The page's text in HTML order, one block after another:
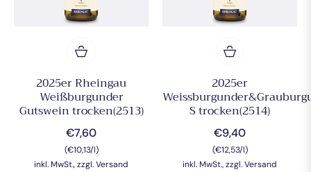
2025er Rheingau
Weißburgunder
Gutswein trocken(2513)
Normaler
Preis
€7,60
(€10,13/l)
inkl. MwSt., zzgl. Versand
2025er
S trocken(2514)
Normaler
Preis
€9,40
(€12,53/l)
inkl. MwSt., zzgl. Versand